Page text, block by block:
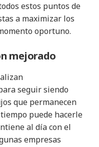
estos puntos de
a maximizar los
oportuno.
mejorado
seguir siendo
que permanecen
puede hacerle
al día con el
empresas